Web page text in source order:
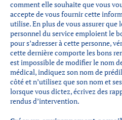
comment elle souhaite que vous
accepte de vous fournir cette
utilise. En plus de vous assurer que
personnel du service emploient le
pour s’adresser à cette personne,
cette dernière comporte les bons
est impossible de modifier le nom
médical, indiquez son nom de
côté et n’utilisez que son nom et
lorsque vous dictez, écrivez des
rendus d’intervention.